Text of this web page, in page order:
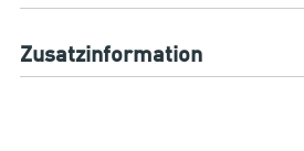
Zusatzinformation